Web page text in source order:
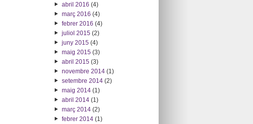
abril 2016 (4)
març 2016 (4)
febrer 2016 (4)
juliol 2015 (2)
juny 2015 (4)
maig 2015 (3)
abril 2015 (3)
novembre 2014(1)
setembre 2014(2)
maig 2014(1)
abril 2014(1)
març 2014(2)
febrer 2014(1)